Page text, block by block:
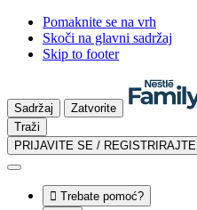
Pomaknite se na vrh
Skoči na glavni sadržaj
Skip to footer
Sadržaj
Zatvorite
Traži
PRIJAVITE SE / REGISTRIRAJTE
 Trebate pomoć?